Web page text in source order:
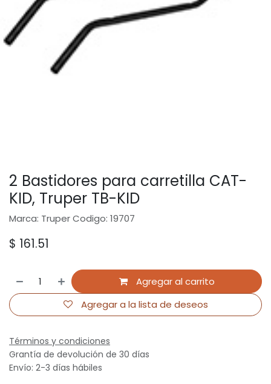
2 Bastidores para carretilla CAT-
KID, Truper TB-KID
Marca: Truper Codigo: 19707
$ 161.51
Agregar al carrito
Agregar a la lista de deseos
Términos y condiciones
Grantía de devolución de 30 días
Envío: 2-3 días hábiles